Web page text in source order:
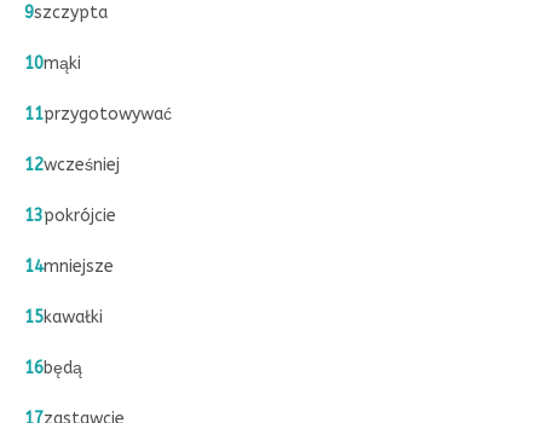
9szczypta
10mąki
11przygotowywać
12wcześniej
13pokrójcie
14mniejsze
15kawałki
16będą
17zastawcie